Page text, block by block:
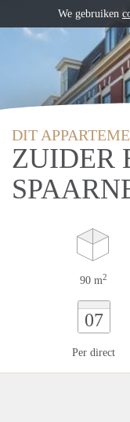
DIT
ZUIDER
90 m2
07
Per direct
We gebruiken